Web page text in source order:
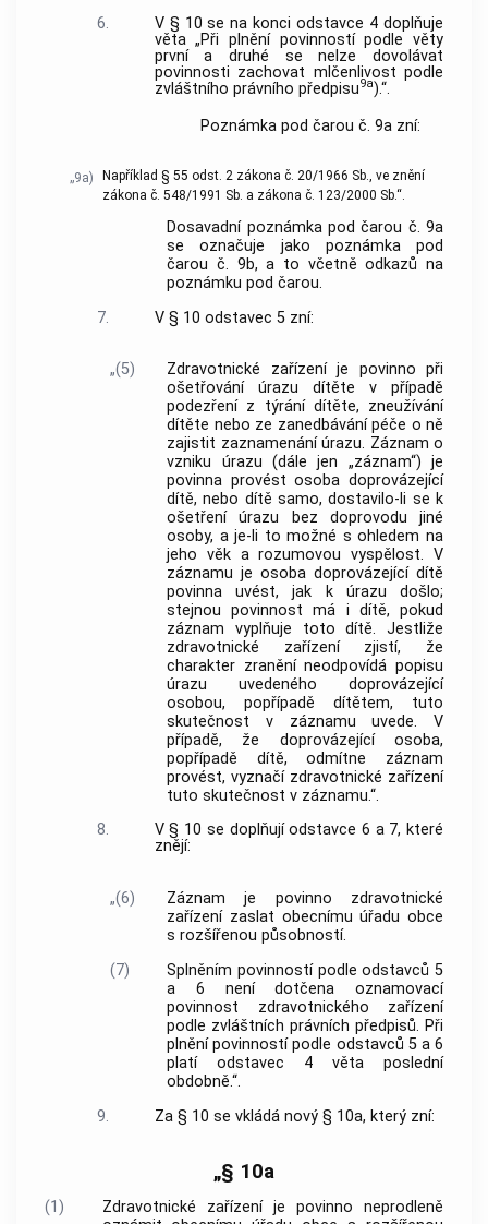
6.
V § 10 se na konci odstavce 4 doplňuje
věta „Při plnění povinností podle věty
první a druhé se nelze dovolávat
povinnosti zachovat mlčenlivost podle
zvláštního právního předpisu9a).“.
Poznámka pod čarou č. 9a zní:
„9a)
Například § 55 odst. 2 zákona č. 20/1966 Sb., ve znění
zákona č. 548/1991 Sb. a zákona č. 123/2000 Sb.“.
Dosavadní poznámka pod čarou č. 9a
se označuje jako poznámka pod
čarou č. 9b, a to včetně odkazů na
poznámku pod čarou.
7.
V § 10 odstavec 5 zní:
„(5)
Zdravotnické zařízení je povinno při
ošetřování úrazu dítěte v případě
podezření z týrání dítěte, zneužívání
dítěte nebo ze zanedbávání péče o ně
zajistit zaznamenání úrazu. Záznam o
vzniku úrazu (dále jen „záznam“) je
povinna provést osoba doprovázející
dítě, nebo dítě samo, dostavilo-li se k
ošetření úrazu bez doprovodu jiné
osoby, a je-li to možné s ohledem na
jeho věk a rozumovou vyspělost. V
záznamu je osoba doprovázející dítě
povinna uvést, jak k úrazu došlo;
stejnou povinnost má i dítě, pokud
záznam vyplňuje toto dítě. Jestliže
zdravotnické zařízení zjistí, že
charakter zranění neodpovídá popisu
úrazu uvedeného doprovázející
osobou, popřípadě dítětem, tuto
skutečnost v záznamu uvede. V
případě, že doprovázející osoba,
popřípadě dítě, odmítne záznam
provést, vyznačí zdravotnické zařízení
tuto skutečnost v záznamu.“.
8.
V § 10 se doplňují odstavce 6 a 7, které
znějí:
„(6)
Záznam je povinno zdravotnické
zařízení zaslat obecnímu úřadu obce
s rozšířenou působností.
(7)
Splněním povinností podle odstavců 5
a 6 není dotčena oznamovací
povinnost zdravotnického zařízení
podle zvláštních právních předpisů. Při
plnění povinností podle odstavců 5 a 6
platí odstavec 4 věta poslední
obdobně.“.
9.
Za § 10 se vkládá nový § 10a, který zní:
„§ 10a
(1)
Zdravotnické zařízení je povinno neprodleně